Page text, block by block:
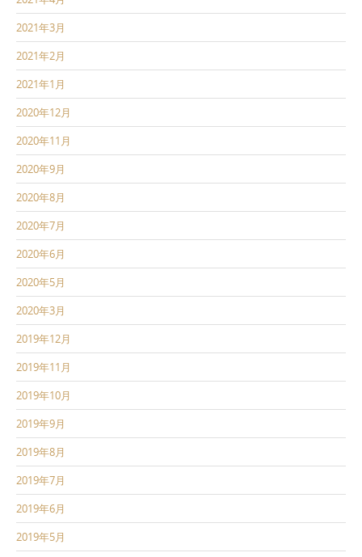
2021年3月
2021年2月
2021年1月
2020年12月
2020年11月
2020年9月
2020年8月
2020年7月
2020年6月
2020年5月
2020年3月
2019年12月
2019年11月
2019年10月
2019年9月
2019年8月
2019年7月
2019年6月
2019年5月